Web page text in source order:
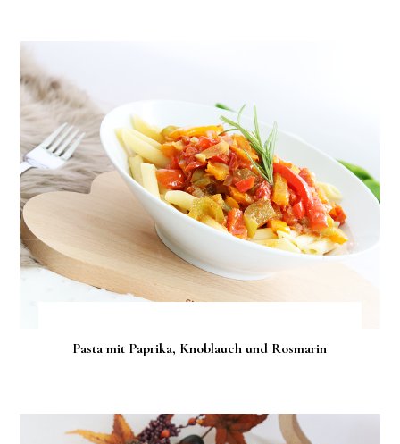
Pasta mit Paprika, Knoblauch und Rosmarin